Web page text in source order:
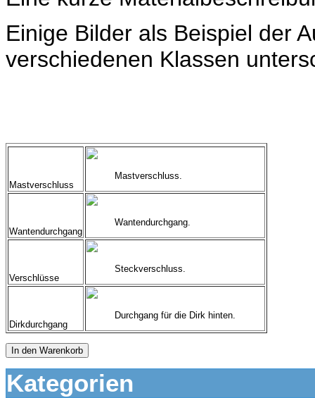
Einige Bilder als Beispiel der
verschiedenen Klassen
Mastverschluss
Mastverschluss.
Wantendurchgang
Wantendurchgang.
Verschlüsse
Steckverschluss.
Dirkdurchgang
Durchgang für die Dirk hinten.
In den Warenkorb
Kategorien